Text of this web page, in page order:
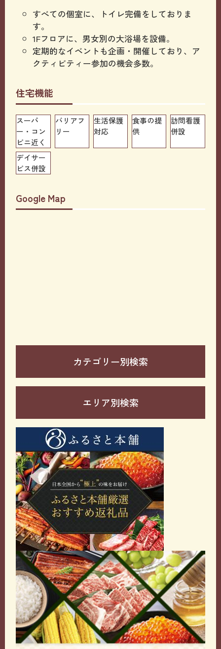
すべての個室に、トイレ完備をしておりま
す。
1Fフロアに、男女別の大浴場を設備。
定期的なイベントも企画・開催しており、ア
クティビティー参加の機会多数。
住宅機能
スーパ
ー・コン
ビニ近く
バリアフ
リー
生活保護
対応
食事の提
供
訪問看護
併設
デイサー
ビス併設
Google Map
カテゴリー別検索
エリア別検索